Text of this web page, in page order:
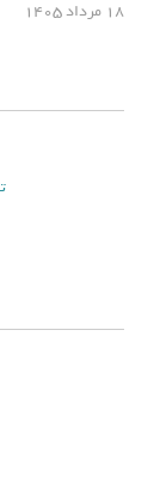
۱۸ مرداد ۱۴۰۵